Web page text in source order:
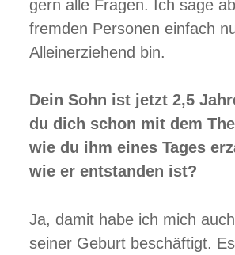
gern alle Fragen. Ich sage
fremden Personen einfach
Alleinerziehend bin.
Dein Sohn ist jetzt 2,5
du dich schon mit dem
wie du ihm eines Tages
wie er entstanden ist?
Ja, damit habe ich mich
seiner Geburt beschäftigt.